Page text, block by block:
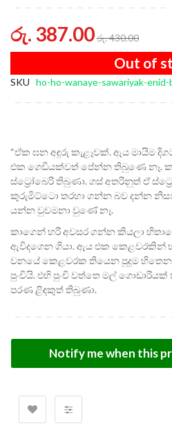
රු. 387.00රු. 430.00
Out of
SKU ho-ho-wanaye-sawariyak-
“ඒක ඝන අඳුරු කැළෑවක්. ඇය මායිම
එක ගෙඩියක්වත් පේන්න තිබුණෙ නෑ.
ස්ට්‍රෝබෙරි තිබුණා. ගස් අතරිනුත් ඒ
කුරුමිට්ටො තරහා ගන්න බව දන්න
යන්න වුවමනා වුණේ නෑ.
කාගෙන් හරි අවසර ගන්න කියලා
ඇවිදගෙන ගියා. ඇය එක කෙළවරකින්
වනයේ කෙළවරක තියෙන පුදුම හිතෙන
පුංචියි. එහි පුංචි වත්තෙ මල්
පරණ ළිඳකුත් තිබුණා.
Notify me when this